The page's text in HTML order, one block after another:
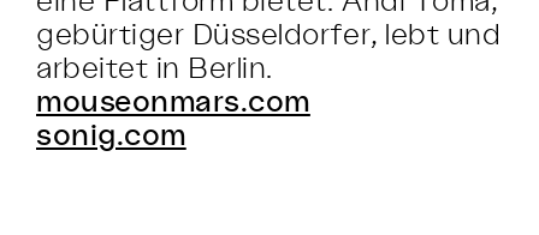
gebürtiger Düsseldorfer, lebt und
arbeitet in Berlin.
mouseonmars.com
sonig.com